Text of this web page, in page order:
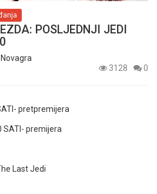
POSLJEDNJI JEDI
Novagra
3128
0
pretpremijera
SATI- premijera
Last Jedi